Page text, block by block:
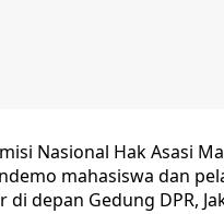
Nasional Hak Asasi
mahasiswa dan
depan Gedung DPR,